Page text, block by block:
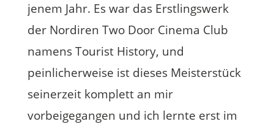
jenem Jahr. Es war das Erstlingswerk
der Nordiren Two Door Cinema Club
namens Tourist History, und
peinlicherweise ist dieses Meisterstück
seinerzeit komplett an mir
vorbeigegangen und ich lernte erst im